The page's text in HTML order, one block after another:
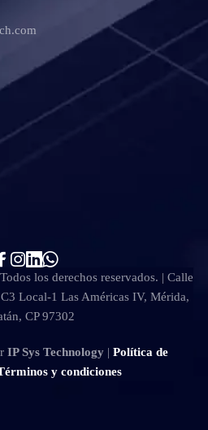
los derechos reservados. | Calle
Local-1 Las Américas IV, Mérida,
CP 97302
IP Sys Technology| Política de
y condiciones